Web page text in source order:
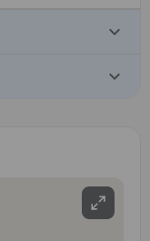
keyboard_arrow_down
keyboard_arrow_down